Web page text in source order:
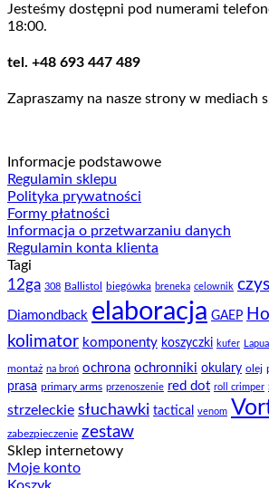
Jesteśmy dostępni pod numerami
18:00.
tel. +48 693 447 489
Zapraszamy na nasze strony w mediach
Informacje podstawowe
Regulamin sklepu
Polityka prywatności
Formy płatności
Informacja o przetwarzaniu danych
Regulamin konta klienta
Tagi
12ga 308 Ballistol biegówka breneka celownik
Diamondback elaboracja GAEP
kolimator komponenty koszyczki kufer Lapua
montaż na broń ochrona ochronniki okulary olej
prasa primary arms przenoszenie red dot roll crimper
strzeleckie słuchawki tactical venom
zabezpieczenie zestaw
Sklep internetowy
Moje konto